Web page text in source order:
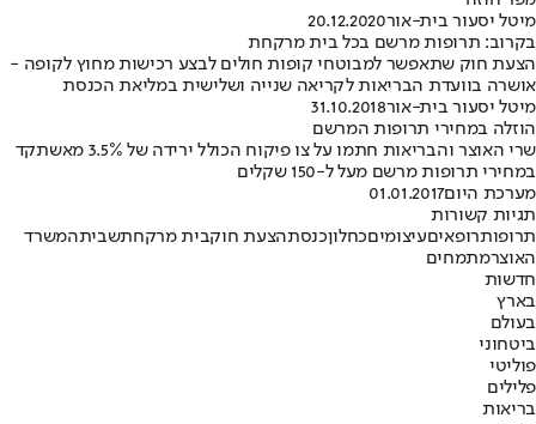
מיטל יסעור בית-אור20.12.2020
בקרוב: תרופות מרשם בכל בית מרקחת
הצעת חוק שתאפשר למבוטחי קופות חולים לבצע רכישות מחוץ לקופה -
אושרה בוועדת הבריאות לקריאה שנייה ושלישית במליאת הכנסת
מיטל יסעור בית-אור31.10.2018
הוזלה במחירי תרופות המרשם
שרי האוצר והבריאות חתמו על צו פיקוח הכולל ירידה של 3.5% מאשתקד
במחירי תרופות מרשם מעל ל-150 שקלים
מערכת היום01.01.2017
תגיות קשורות
תרופותרופאיםעיצומיםכחלוןכנסתהצעת חוקבית מרקחתשביתהמשרד
האוצרמתמחים
חדשות
בארץ
בעולם
ביטחוני
פוליטי
פלילים
בריאות